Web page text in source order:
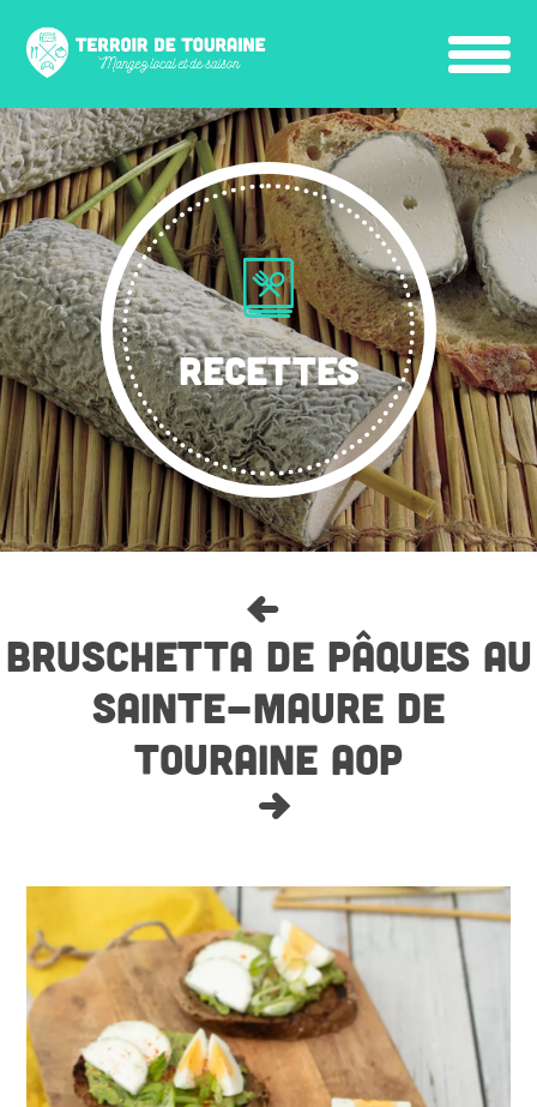
RECETTES
BRUSCHETTA DE PÂQUES AU
SAINTE-MAURE DE
TOURAINE AOP